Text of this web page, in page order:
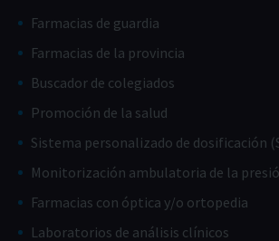
Farmacias de guardia
Farmacias de la provincia
Buscador de colegiados
Promoción de la salud
Sistema personalizado de dosificación
Monitorización ambulatoria de la
Farmacias con óptica y/o ortopedia
Laboratorios de análisis clínicos